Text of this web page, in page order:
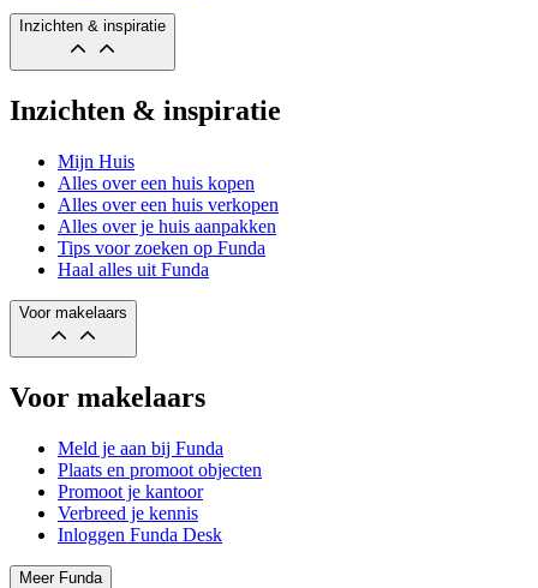
Inzichten & inspiratie
Inzichten & inspiratie
Mijn Huis
Alles over een huis kopen
Alles over een huis verkopen
Alles over je huis aanpakken
Tips voor zoeken op Funda
Haal alles uit Funda
Voor makelaars
Voor makelaars
Meld je aan bij Funda
Plaats en promoot objecten
Promoot je kantoor
Verbreed je kennis
Inloggen Funda Desk
Meer Funda